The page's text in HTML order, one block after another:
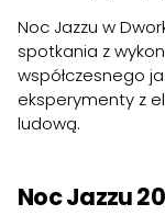
Noc Jazzu w
spotkania z
współczesnego
eksperymenty z
ludową.
Noc Jazzu